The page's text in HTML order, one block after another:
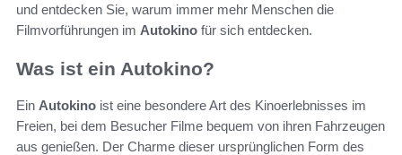
und entdecken Sie, warum immer mehr Menschen die
Filmvorführungen im Autokino für sich entdecken.
Was ist ein Autokino?
Ein Autokino ist eine besondere Art des Kinoerlebnisses im
Freien, bei dem Besucher Filme bequem von ihren Fahrzeugen
aus genießen. Der Charme dieser ursprünglichen Form des